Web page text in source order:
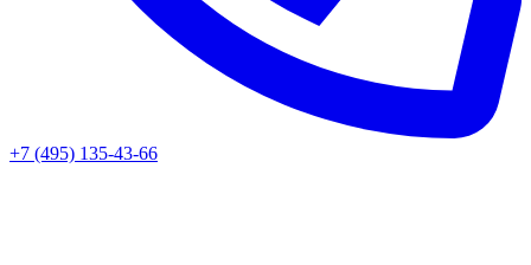
+7 (495) 135-43-66